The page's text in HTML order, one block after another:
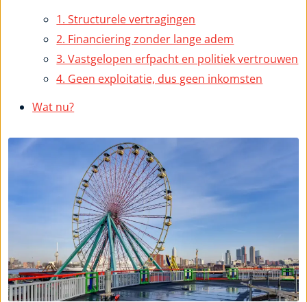
1. Structurele vertragingen
2. Financiering zonder lange adem
3. Vastgelopen erfpacht en politiek vertrouwen
4. Geen exploitatie, dus geen inkomsten
Wat nu?